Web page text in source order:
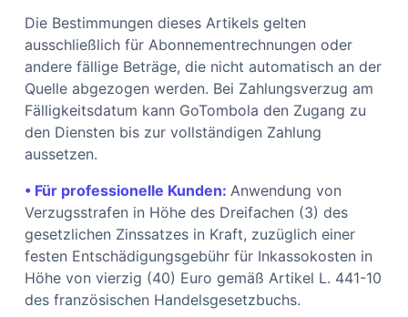
Die Bestimmungen dieses Artikels gelten
ausschließlich für Abonnementrechnungen oder
andere fällige Beträge, die nicht automatisch an der
Quelle abgezogen werden. Bei Zahlungsverzug am
Fälligkeitsdatum kann GoTombola den Zugang zu
den Diensten bis zur vollständigen Zahlung
aussetzen.
• Für professionelle Kunden: Anwendung von
Verzugsstrafen in Höhe des Dreifachen (3) des
gesetzlichen Zinssatzes in Kraft, zuzüglich einer
festen Entschädigungsgebühr für Inkassokosten in
Höhe von vierzig (40) Euro gemäß Artikel L. 441-10
des französischen Handelsgesetzbuchs.